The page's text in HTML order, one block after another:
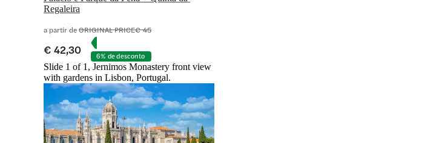
Regaleira
a partir deORIGINAL PRICE€ 45
€ 42,30 6% de desconto
Slide 1 of 1, Jernimos Monastery front view
with gardens in Lisbon, Portugal.